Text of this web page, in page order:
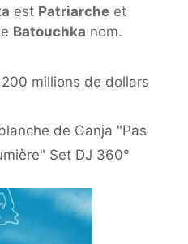
est Patriarche et
Batouchka nom.
millions de dollars
de Ganja "Pas
Set DJ 360°